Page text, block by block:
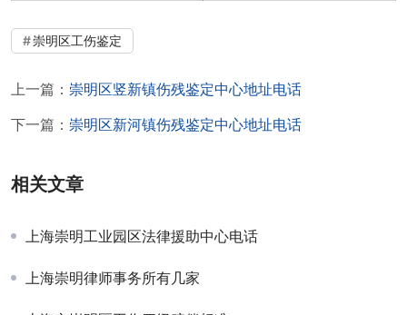
崇明区工伤鉴定
上一篇： 崇明区竖新镇伤残鉴定中心地址电话
下一篇： 崇明区新河镇伤残鉴定中心地址电话
相关文章
上海崇明工业园区法律援助中心电话
上海崇明律师事务所有几家